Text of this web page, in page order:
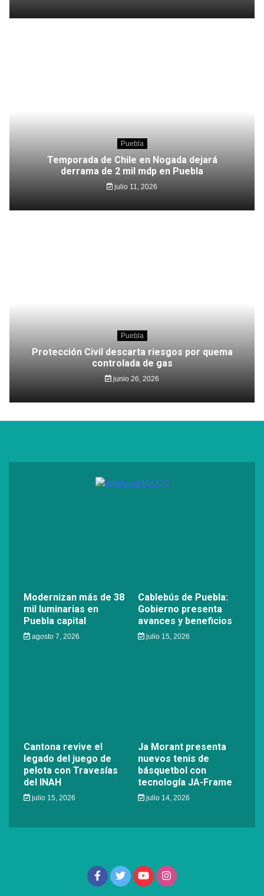
Puebla
Temporada de Chile en Nogada dejará
derrama de 2 mil mdp en Puebla
julio 11, 2026
Puebla
Protección Civil descarta riesgos por quema
controlada de gas
junio 26, 2026
Modernizan más de 38
mil luminarias en
Puebla capital
agosto 7, 2026
Cablebús de Puebla:
Gobierno presenta
avances y beneficios
julio 15, 2026
Cantona revive el
legado del juego de
pelota con Travesías
del INAH
julio 15, 2026
Ja Morant presenta
nuevos tenis de
básquetbol con
tecnología JA-Frame
julio 14, 2026